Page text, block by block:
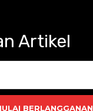
Artikel
BERLANGGANAN